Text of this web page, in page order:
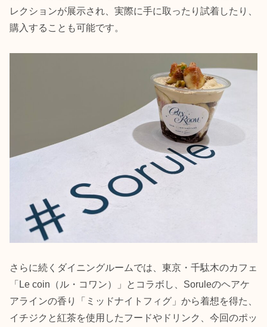
レクションが展示され、実際に手に取ったり試着したり、
購入することも可能です。
さらに続くダイニングルームでは、東京・千駄木のカフェ
「Le coin（ル・コワン）」とコラボし、Soruleのヘアケ
アラインの香り「ミッドナイトフィグ」から着想を得た、
イチジクと紅茶を使用したフードやドリンク、今回のポッ